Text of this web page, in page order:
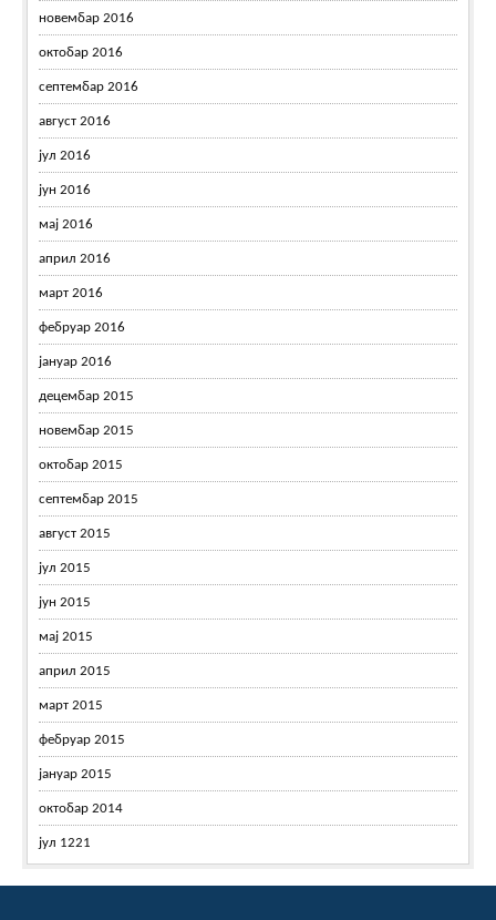
новембар 2016
октобар 2016
септембар 2016
август 2016
јул 2016
јун 2016
мај 2016
април 2016
март 2016
фебруар 2016
јануар 2016
децембар 2015
новембар 2015
октобар 2015
септембар 2015
август 2015
јул 2015
јун 2015
мај 2015
април 2015
март 2015
фебруар 2015
јануар 2015
октобар 2014
јул 1221